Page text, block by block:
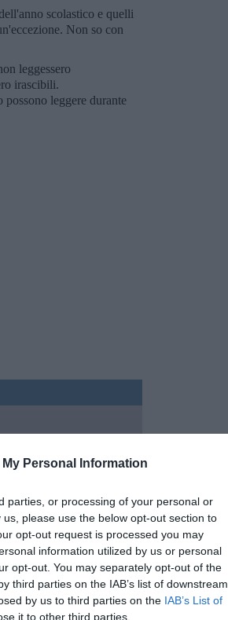
Personal Information
parties, or processing of your personal or
please use the below opt-out section to
opt-out request is processed you may
information utilized by us or personal
opt-out. You may separately opt-out of the
third parties on the IAB’s list of downstream
by us to third parties on the IAB’s List of
it to other third parties.
scolastico e quelli
Non so con
leggessero
irascibili.
leggere durante